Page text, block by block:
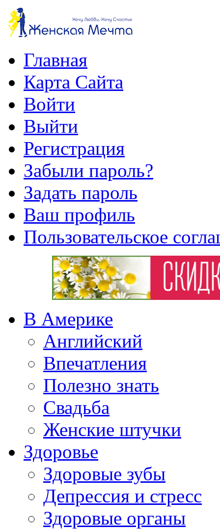
Главная
Карта Сайта
Войти
Выйти
Регистрация
Забыли пароль?
Задать пароль
Ваш профиль
Пользовательское
В Америке
Английский
Впечатления
Полезно знать
Свадьба
Женские штучки
Здоровье
Здоровые зубы
Депрессия и стресс
Здоровые органы